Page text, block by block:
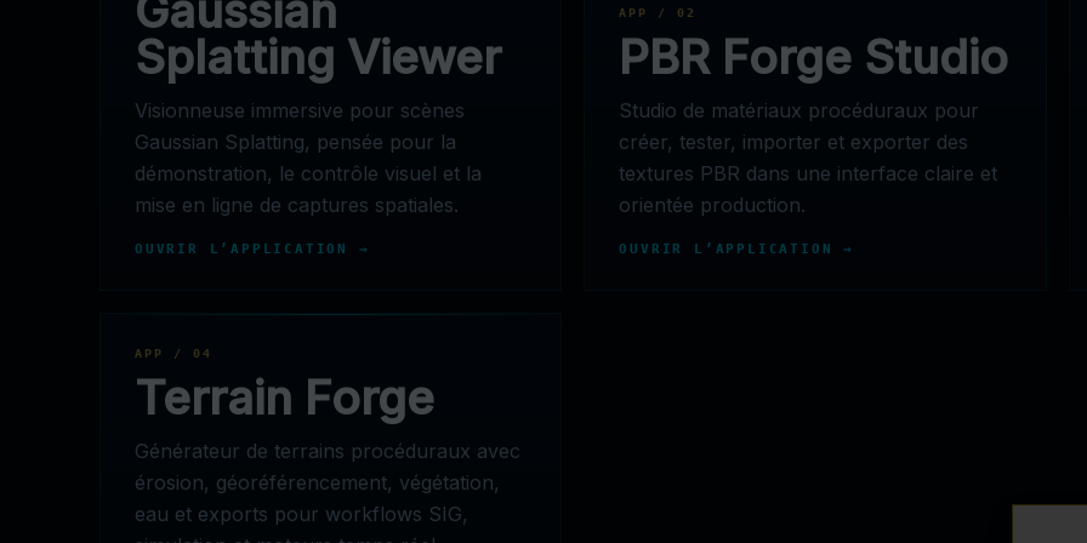
Splatting Viewer
Visionneuse immersive pour scènes
Gaussian Splatting, pensée pour la
démonstration, le contrôle visuel et la
mise en ligne de captures spatiales.
OUVRIR L’APPLICATION →
APP / 02
PBR Forge Studio
Studio de matériaux procéduraux pour
créer, tester, importer et exporter des
textures PBR dans une interface claire et
orientée production.
OUVRIR L’APPLICATION →
APP / 04
Terrain Forge
Générateur de terrains procéduraux avec
érosion, géoréférencement, végétation,
eau et exports pour workflows SIG,